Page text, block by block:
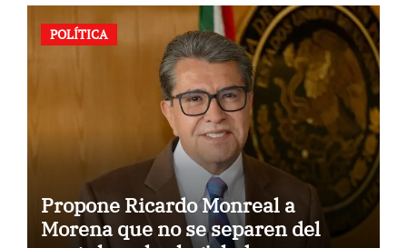
POLÍTICA
Propone Ricardo Monreal a
Morena que no se separen del